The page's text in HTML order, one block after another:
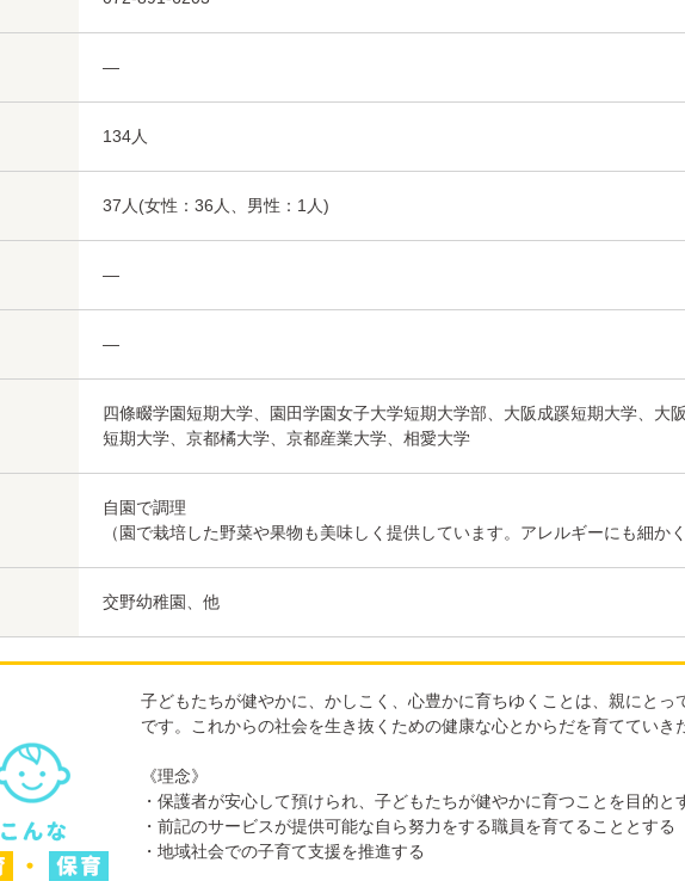
―
134人
37人(女性：36人、男性：1人)
―
―
四條畷学園短期大学、園田学園女子大学短期大学部、大阪成蹊短期大学、大
短期大学、京都橘大学、京都産業大学、相愛大学
自園で調理
（園で栽培した野菜や果物も美味しく提供しています。アレルギーにも細か
交野幼稚園、他
子どもたちが健やかに、かしこく、心豊かに育ちゆくことは、親にとっ
です。これからの社会を生き抜くための健康な心とからだを育てていき
《理念》
・保護者が安心して預けられ、子どもたちが健やかに育つことを目的と
・前記のサービスが提供可能な自ら努力をする職員を育てることとする
・地域社会での子育て支援を推進する